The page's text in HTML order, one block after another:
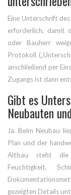
Eine Unterschrift
erforderlich, damit
oder Bauherr
Protokoll
anschließend per
Zugangs ist dann
Gibt es
Neubauten
Ja. Beim Neubau
Plan und der
Altbau steht die
Feuchtigkeit,
gezeigten Details